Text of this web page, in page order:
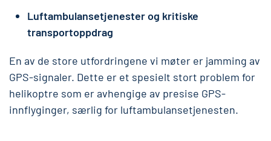
Luftambulansetjenester og kritiske
transportoppdrag
En av de store utfordringene vi møter er jamming av
GPS-signaler. Dette er et spesielt stort problem for
helikoptre som er avhengige av presise GPS-
innflyginger, særlig for luftambulansetjenesten.